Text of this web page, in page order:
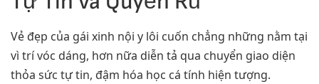
Vẻ đẹp của gái xinh nội y lôi cuốn chẳng những nằm tại
vì trí vóc dáng, hơn nữa diễn tả qua chuyển giao diện
thỏa sức tự tin, đậm hóa học cá tính hiện tượng.